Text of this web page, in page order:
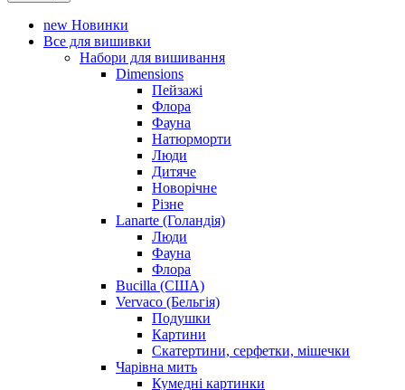
new Новинки
Все для вишивки
Набори для вишивання
Dimensions
Пейзажі
Флора
Фауна
Натюрморти
Люди
Дитяче
Новорічне
Різне
Lanarte (Голандія)
Люди
Фауна
Флора
Bucilla (США)
Vervaco (Бельгія)
Подушки
Картини
Скатертини, серфетки, мішечки
Чарiвна мить
Кумедні картинки